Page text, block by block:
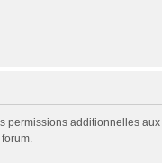
permissions additionnelles